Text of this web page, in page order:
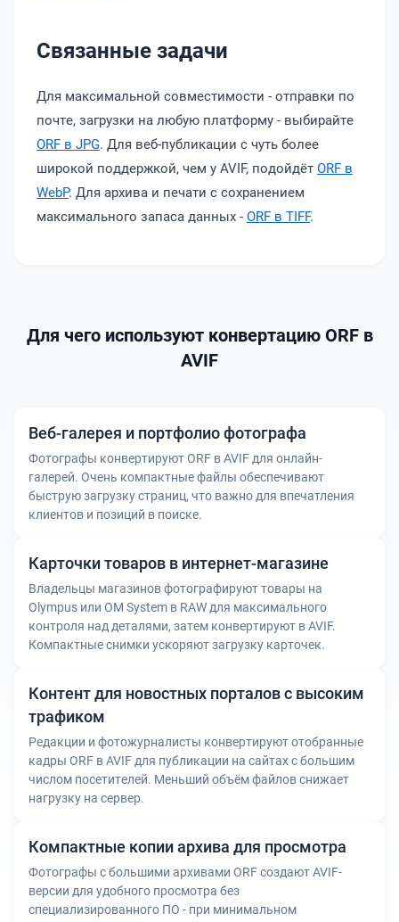
Связанные задачи
Для максимальной совместимости - отправки по
почте, загрузки на любую платформу - выбирайте
ORF в JPG. Для веб-публикации с чуть более
широкой поддержкой, чем у AVIF, подойдёт ORF в
WebP. Для архива и печати с сохранением
максимального запаса данных - ORF в TIFF.
Для чего используют конвертацию ORF в
AVIF
Веб-галерея и портфолио фотографа
Фотографы конвертируют ORF в AVIF для онлайн-
галерей. Очень компактные файлы обеспечивают
быструю загрузку страниц, что важно для впечатления
клиентов и позиций в поиске.
Карточки товаров в интернет-магазине
Владельцы магазинов фотографируют товары на
Olympus или OM System в RAW для максимального
контроля над деталями, затем конвертируют в AVIF.
Компактные снимки ускоряют загрузку карточек.
Контент для новостных порталов с высоким
трафиком
Редакции и фотожурналисты конвертируют отобранные
кадры ORF в AVIF для публикации на сайтах с большим
числом посетителей. Меньший объём файлов снижает
нагрузку на сервер.
Компактные копии архива для просмотра
Фотографы с большими архивами ORF создают AVIF-
версии для удобного просмотра без
специализированного ПО - при минимальном